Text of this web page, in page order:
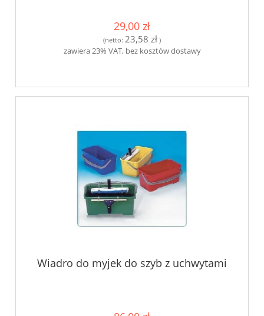
29,00 zł
(netto: 23,58 zł )
zawiera 23% VAT, bez kosztów dostawy
Wiadro do myjek do szyb z uchwytami